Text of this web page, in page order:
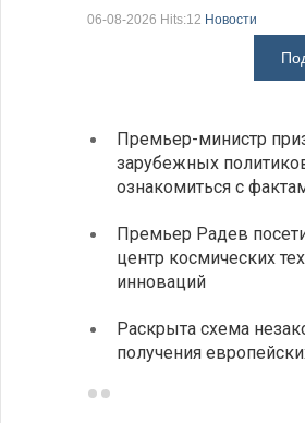
06-08-2026 Hits:12 Новости
Премьер-министр
зарубежных
ознакомиться с
Премьер Радев
центр космических
инноваций
Раскрыта схема
получения